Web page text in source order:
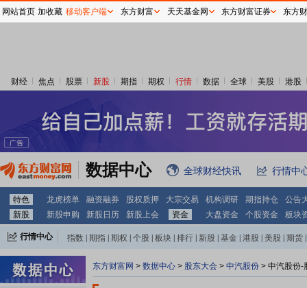
财经 焦点 股票 新股 期指 期权 行情 数据 全球 美股 港股
数据中心 全球财经快讯 行情中
特色 龙虎榜单 融资融券 股权质押 大宗交易 机构调研 期指持仓
公告
新股
新股申购 新股日历 新股上会 资金 大盘资金 个股资金 板块
行情中心 指数 期指 期权 个股 板块 排行 新股 基金 港股 美股 期货
东方财富网 > 数据中心 > 股东大会 > 中汽股份 > 中汽股份-
网站首页 加收藏 移动客户端 东方财富 天天基金网 东方财富证券 东方